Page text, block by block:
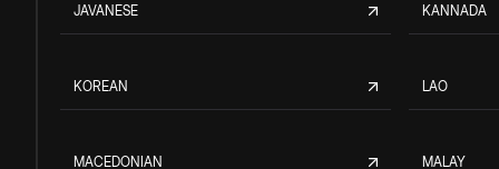
JAVANESE KANNADA
KOREAN LAO
MACEDONIAN MALAY